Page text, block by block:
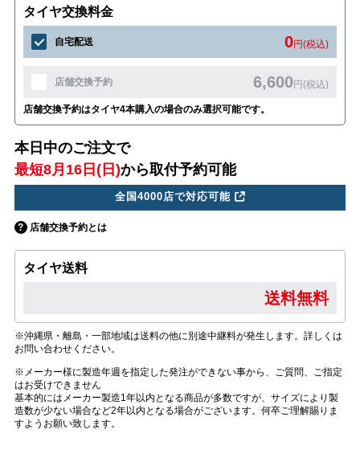
タイヤ交換料金
自宅配送 0円(税込)
店舗交換予約 6,600円(税込)
店舗交換予約はタイヤ4本購入の場合のみ選択可能です。
本日中のご注文で
最短8月16日(日)から取付予約可能
全国4000店で対応可能
店舗交換予約とは
タイヤ送料
送料無料
※沖縄県・離島・一部地域は送料の他に別途中継料が発生します。詳しくは
お問い合わせください。
※メーカー様に製造年週を指定した発注ができない事から、ご質問、ご指定
はお受けできません
基本的にはメーカー製造1年以内となる商品が多数ですが、サイズにより製
造数が少ない場合など2年以内となる場合がございます。何卒ご理解賜りま
すようお願い致します。